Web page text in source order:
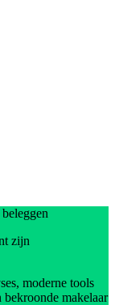
zijn
moderne tools
bekroonde makelaar